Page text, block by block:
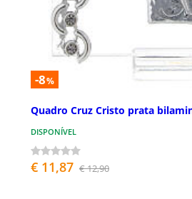
-8%
Quadro Cruz Cristo prata
DISPONÍVEL
€ 11,87 € 12,90